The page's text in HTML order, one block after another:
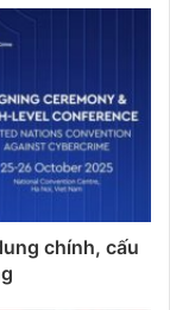
chính, cấu